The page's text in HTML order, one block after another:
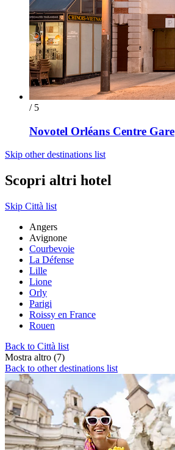
/ 5
Novotel Orléans Centre Gare
Skip other destinations list
Scopri altri hotel
Skip Città list
Angers
Avignone
Courbevoie
La Défense
Lille
Lione
Orly
Parigi
Roissy en France
Rouen
Back to Città list
Mostra altro (7)
Back to other destinations list